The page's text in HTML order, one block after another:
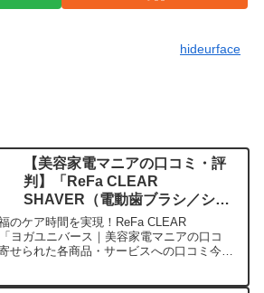
hideurface
【美容家電マニアの口コミ・評
判】「ReFa CLEAR
SHAVER（電動歯ブラシ／シェ
ーバー）」を実際に使ってみた正
直感想
のケア時間を実現！ReFa CLEAR
ヨガユニバース｜美容家電マニアの口コ
せられた各商品・サービスへの口コミ今